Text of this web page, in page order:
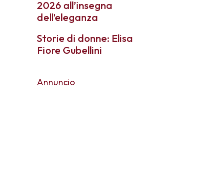
2026 all’insegna
dell’eleganza
Storie di donne: Elisa
Fiore Gubellini
Annuncio